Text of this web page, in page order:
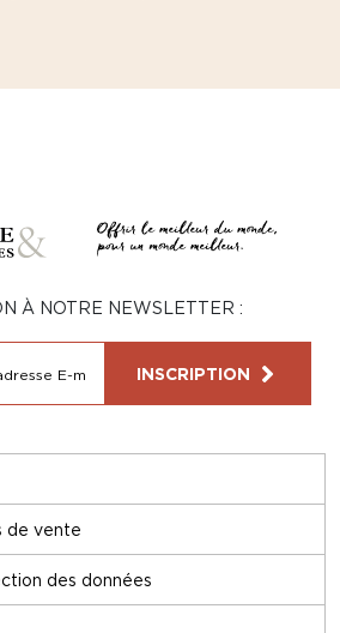
de vente
des données
À NOTRE NEWSLETTER :
INSCRIPTION